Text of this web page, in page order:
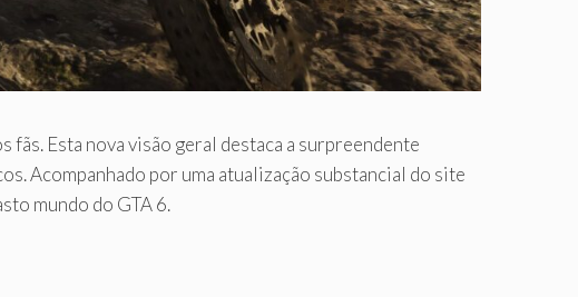
Esta nova visão geral destaca a surpreendente
Acompanhado por uma atualização substancial do site
mundo do GTA 6.